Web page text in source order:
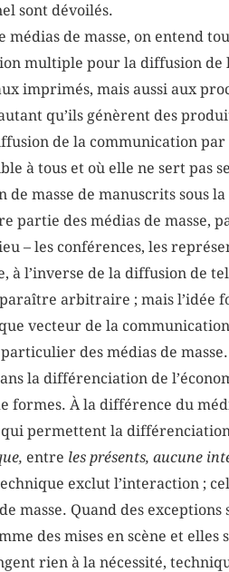
sont dévoilés.
médias de masse, on entend
multiple pour la diffusion de
imprimés, mais aussi aux
qu’ils génèrent des
de la communication par
à tous et où elle ne sert pas
masse de manuscrits sous
partie des médias de masse,
– les conférences, les
à l’inverse de la diffusion de
arbitraire ; mais l’idée
vecteur de la
des médias de
la différenciation de
formes. À la différence du
permettent la
entre les présents, aucune
exclut l’interaction ;
masse. Quand des
des mises en scène et elles
rien à la nécessité,